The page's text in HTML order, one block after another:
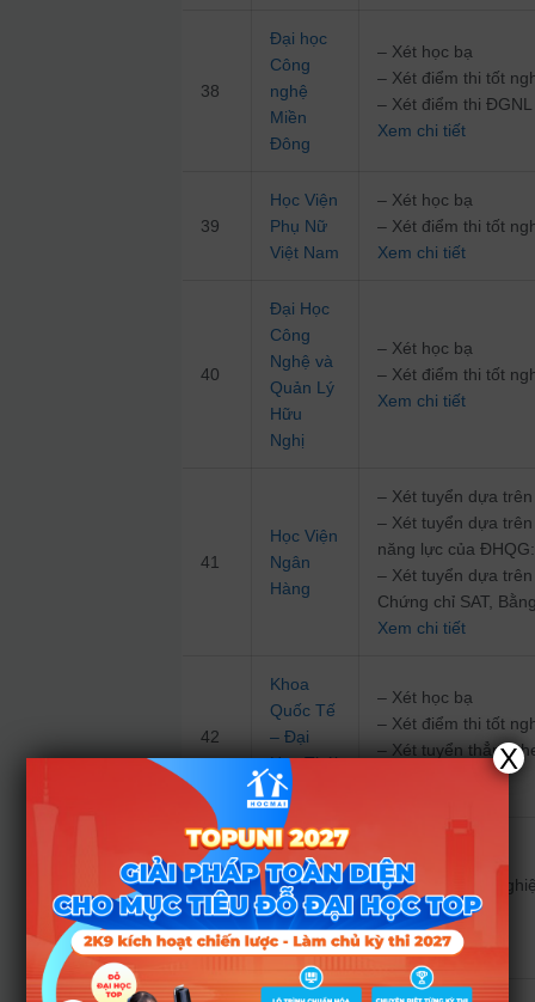
38
Đại học
Công
nghệ
Miền
Đông
– Xét học bạ
– Xét điểm thi tốt
– Xét điểm thi
Xem chi tiết
39
Học Viện
Phụ Nữ
Việt Nam
– Xét học bạ
– Xét điểm thi tốt
Xem chi tiết
40
Đại Học
Công
Nghệ và
Quản Lý
Hữu
Nghị
– Xét học bạ
– Xét điểm thi tốt
Xem chi tiết
41
Học Viện
Ngân
Hàng
– Xét tuyển dựa
– Xét tuyển dựa
năng lực của ĐHQG:
– Xét tuyển dựa
Chứng chỉ SAT,
Xem chi tiết
42
Khoa
Quốc Tế
– Đại
Học Thái
Nguyên
– Xét học bạ
– Xét điểm thi tốt
– Xét tuyển thẳng
43
Đại Học
Hoa Sen
Xét điểm thi tốt
tiết
X